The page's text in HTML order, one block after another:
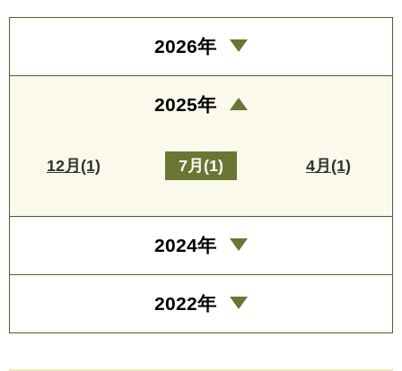
2026年
2025年
12月(1) 7月(1) 4月(1)
2024年
2022年